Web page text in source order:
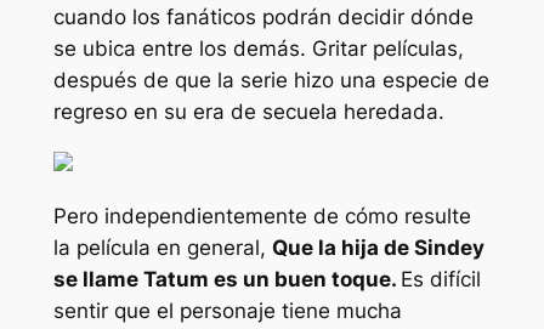
cuando los fanáticos podrán decidir dónde
se ubica entre los demás. Gritarpelículas,
después de que la serie hizo una especie de
regreso en su era de secuela heredada.
Pero independientemente de cómo resulte
la película en general, Que la hija de Sindey
se llame Tatum es un buen toque. Es difícil
sentir que el personaje tiene mucha